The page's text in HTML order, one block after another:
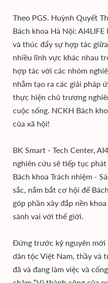
Theo PGS. Huỳnh Quyết
Bách khoa Hà Nội:
và thúc đẩy sự hợp tác
nhiều lĩnh vực khác nhau
hợp tác với các nhóm
nhằm tạo ra các giải pháp
thực hiện chủ trương
cuộc sống. NCKH Bách
của xã hội!
BK Smart - Tech Center,
nghiên cứu sẽ tiếp tục
Bách khoa Trách nhiệm -
sắc, nắm bắt cơ hội để
góp phần xây đắp nền
sánh vai với thế giới.
Đứng trước kỷ nguyên mới
dân tộc Việt Nam, thầy và
đã và đang làm việc và